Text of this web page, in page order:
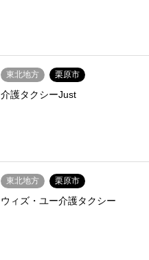
東北地方 栗原市
介護タクシーJust
東北地方 栗原市
ウィズ・ユー介護タクシー